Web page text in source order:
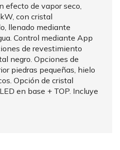
efecto de vapor seco,
con cristal
llenado mediante
Control mediante App
de revestimiento
negro. Opciones de
piedras pequeñas, hielo
Opción de cristal
en base + TOP. Incluye